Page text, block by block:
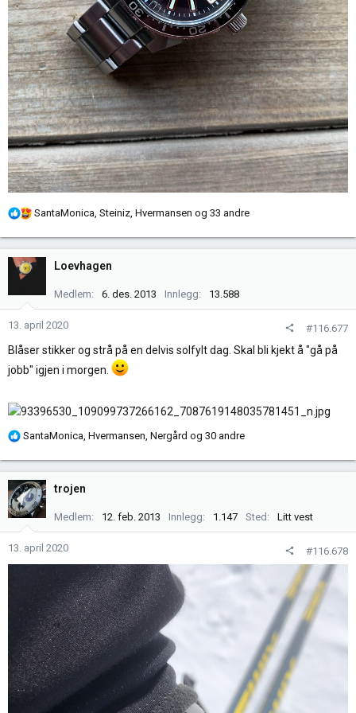
R
k
o
n
r
SantaMonica Steiniz Hvermansen og 33 andre
Loevhagen
Medlem 6. des. 2013 Innlegg 13.588
13. april 2020 #116.677
Blåser stikker og strå på en delvis solfylt dag. Skal bli kjekt å "gå på
jobb" igjen i morgen.
R
k
s
j
n
e
SantaMonica, Hvermansen, Nergård og 30 andre
trojen
Medlem 12. feb. 2013 Innlegg 1.147 Sted Litt vest
13. april 2020 #116.678